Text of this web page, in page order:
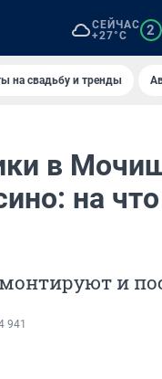
СЕЙЧАС
+27°C
2
на свадьбу и тренды
в
на
и
941